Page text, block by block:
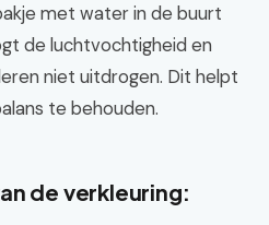
met water in de buurt
de luchtvochtigheid en
niet uitdrogen. Dit helpt
te behouden.
de verkleuring: